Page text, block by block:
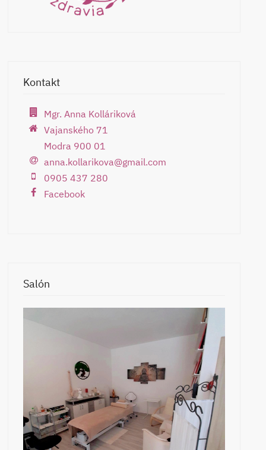
Kontakt
Mgr. Anna Kolláriková
Vajanského 71
Modra 900 01
anna.kollarikova@gmail.com
0905 437 280
Facebook
Salón